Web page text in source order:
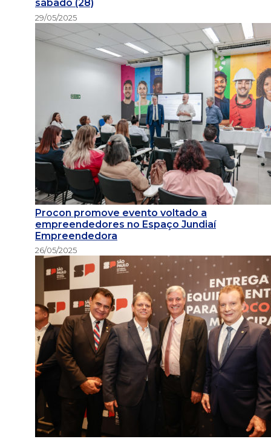
sábado (28)
29/05/2025
Procon promove evento voltado a
empreendedores no Espaço Jundiaí
Empreendedora
26/05/2025